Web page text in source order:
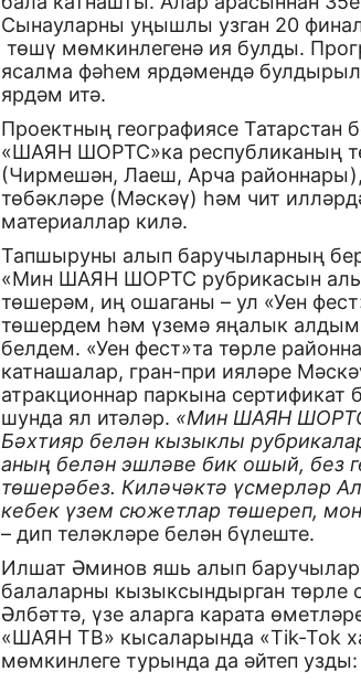
Сынауларны уңышлы узган 20
төшү мөмкинлегенә ия булды.
ясалма фәһем ярдәмендә
ярдәм итә.
Проектның географиясе Татарстан
«ШАЯН ШОРТС»ка республиканың
(Чирмешән, Лаеш, Арча
төбәкләре (Мәскәү) һәм чит
материаллар килә.
Тапшыруны алып баручыларның
«Мин ШАЯН ШОРТС рубрикасын
төшерәм, иң ошаганы – ул «Уен
төшердем һәм үземә яңалык алдым
белдем. «Уен фест»та төрле
катнашалар, гран-при ияләре
атракционнар паркына сертификат
шунда ял итәләр. «Мин ШАЯН
Бәхтияр белән кызыклы
аның белән эшләве бик ошый, без
төшерәбез. Киләчәктә үсмерләр
кебек үзем сюжетлар төшереп,
– дип теләкләре белән бүлеште.
Илшат Әминов яшь алып
балаларны кызыксындырган төрле
Әлбәттә, үзе аларга карата
«ШАЯН ТВ» кысаларында «Tik-Tok
мөмкинлеге турында да әйтеп узды: